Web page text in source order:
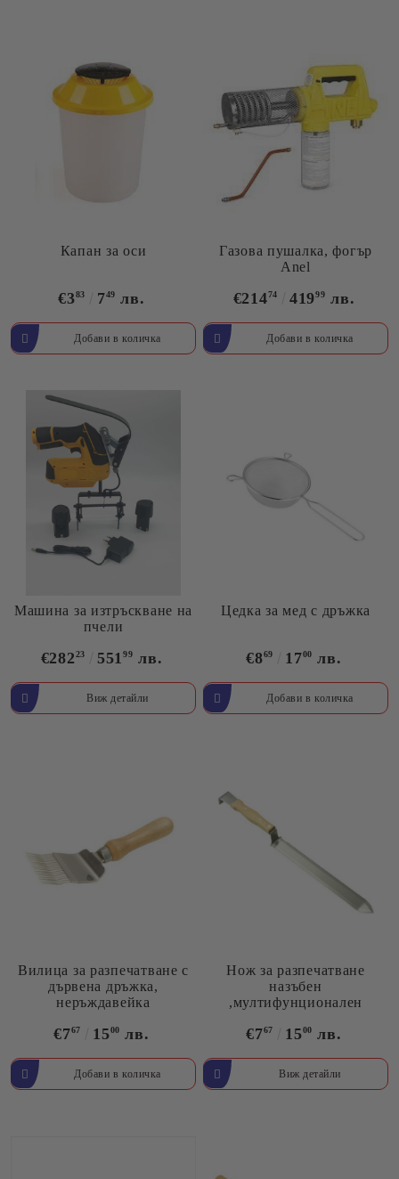
Капан за оси
€383 749 лв.
Газова пушалка, фогър
Anel
€21474 41999 лв.
Машина за изтръскване на
пчели
€28223 55199 лв.
Виж детайли
Цедка за мед с дръжка
€869 1700 лв.
Вилица за разпечатване с
дървена дръжка,
неръждавейка
€767 1500 лв.
Нож за разпечатване
назъбен
,мултифунционален
€767 1500 лв.
Виж детайли